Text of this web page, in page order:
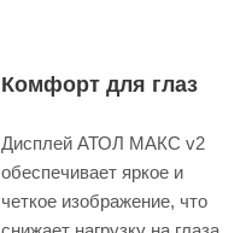
Комфорт для глаз
Дисплей АТОЛ МАКС v2
обеспечивает яркое и
четкое изображение, что